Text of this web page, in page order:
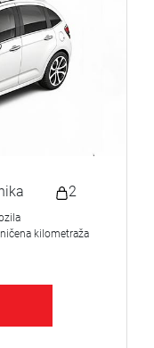
2
kilometraža